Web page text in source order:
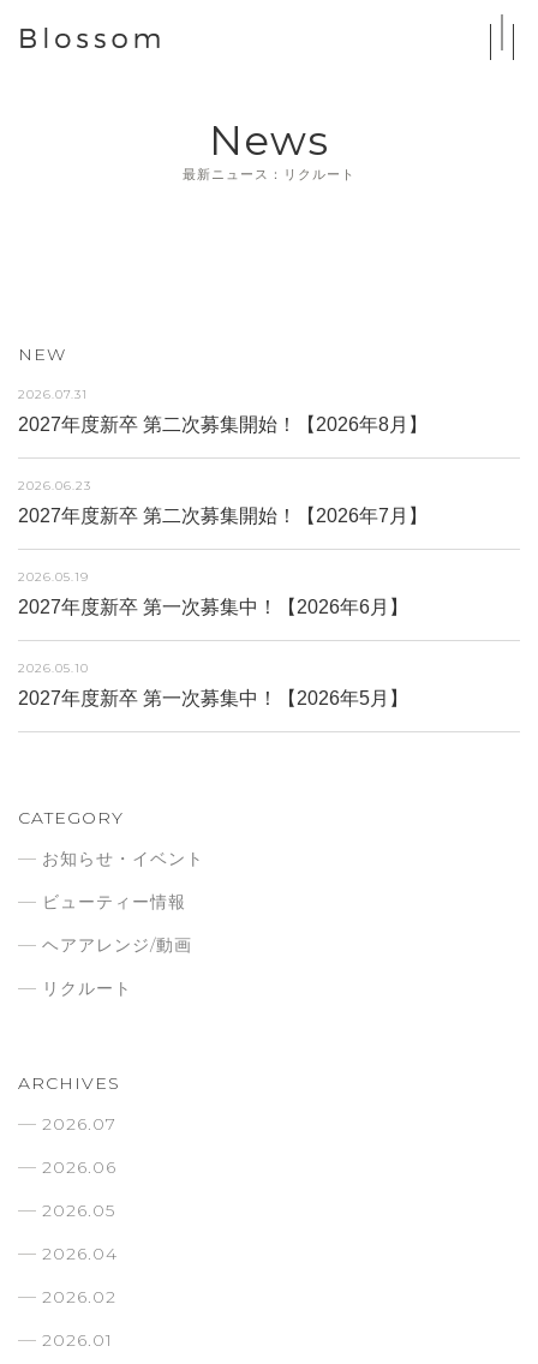
News
最新ニュース：リクルート
NEW
2026.07.31
2027年度新卒 第二次募集開始！【2026年8月】
2026.06.23
2027年度新卒 第二次募集開始！【2026年7月】
2026.05.19
2027年度新卒 第一次募集中！【2026年6月】
2026.05.10
2027年度新卒 第一次募集中！【2026年5月】
CATEGORY
お知らせ・イベント
ビューティー情報
ヘアアレンジ/動画
リクルート
ARCHIVES
2026.07
2026.06
2026.05
2026.04
2026.02
2026.01